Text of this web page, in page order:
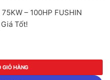
– 100HP FUSHIN
Tốt!
- 100HP FUSHIN
GIỎ HÀNG